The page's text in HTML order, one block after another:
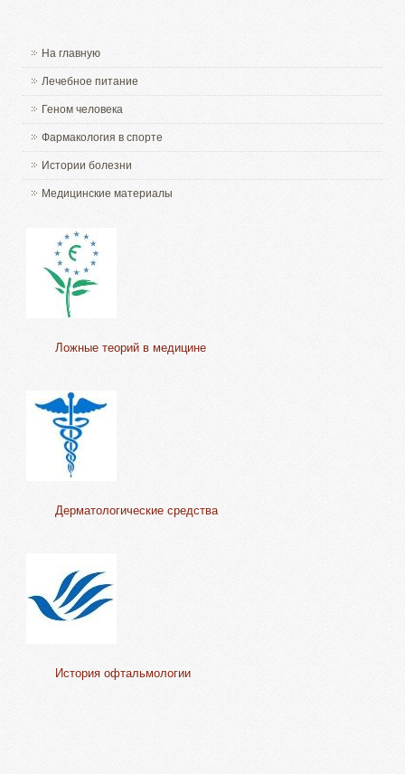
На главную
Лечебное питание
Геном человека
Фармакология в спорте
Истории болезни
Медицинские материалы
Ложные теорий в медицине
Дерматологические средства
История офтальмологии